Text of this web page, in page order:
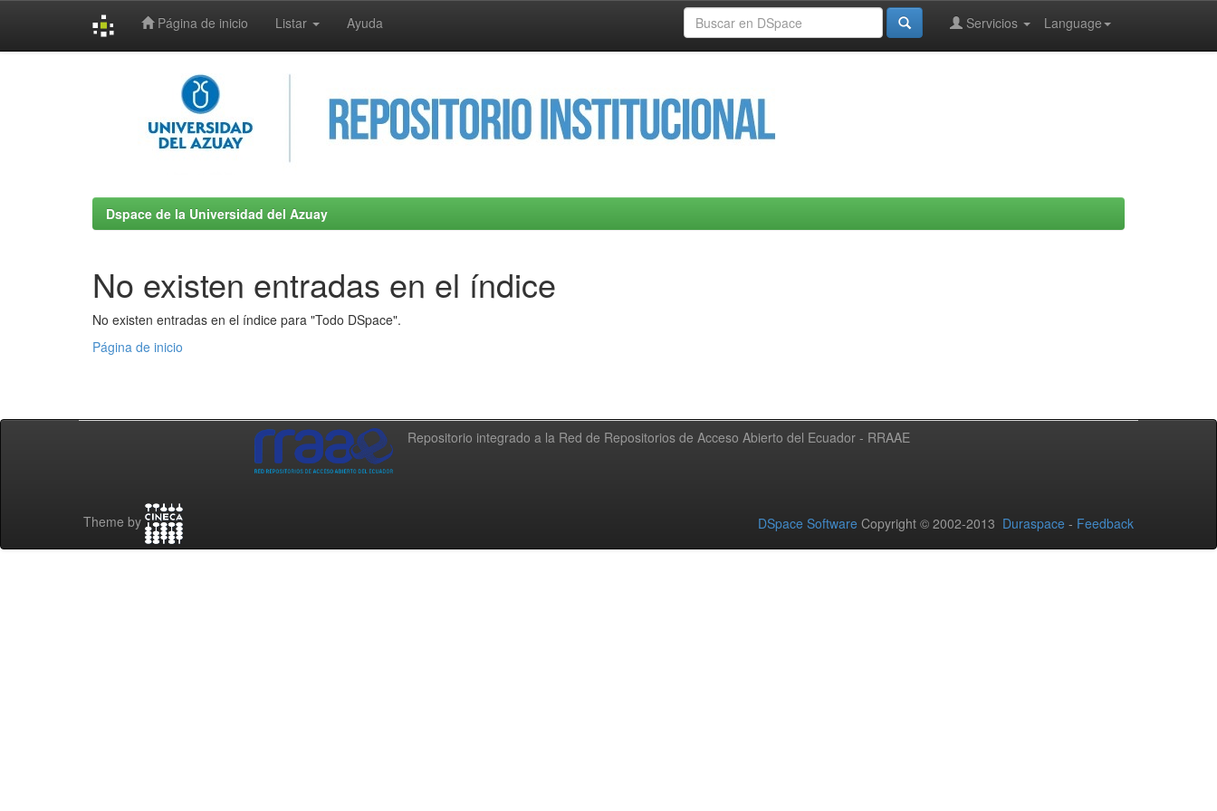
Página de inicio Listar Ayuda Language
Servicios
Dspace de la Universidad del Azuay
No existen entradas en el índice
No existen entradas en el índice para "Todo DSpace".
Página de inicio
Repositorio integrado a la Red de Repositorios de Acceso Abierto del Ecuador - RRAAE
Theme by DSpace Software Copyright © 2002-2013 Duraspace - Feedback